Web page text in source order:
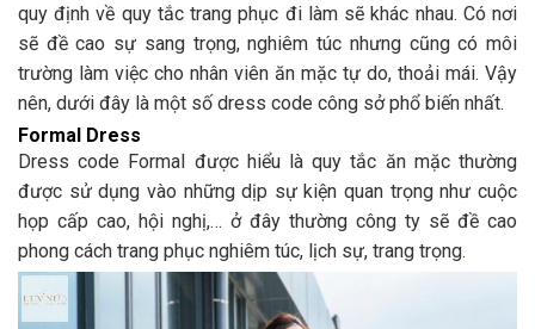
quy định về quy tắc trang phục đi làm sẽ khác nhau. Có nơi
sẽ đề cao sự sang trọng, nghiêm túc nhưng cũng có môi
trường làm việc cho nhân viên ăn mặc tự do, thoải mái. Vậy
nên, dưới đây là một số dress code công sở phổ biến nhất.
Formal Dress
Dress code Formal được hiểu là quy tắc ăn mặc thường
được sử dụng vào những dịp sự kiện quan trọng như cuộc
họp cấp cao, hội nghị,… ở đây thường công ty sẽ đề cao
phong cách trang phục nghiêm túc, lịch sự, trang trọng.